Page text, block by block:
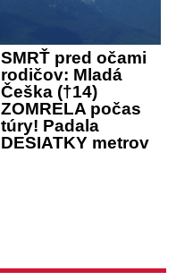
SMRŤ pred očami
rodičov: Mladá
Češka (†14)
ZOMRELA počas
túry! Padala
DESIATKY metrov